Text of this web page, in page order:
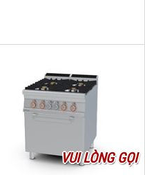
VUI LÒNG GỌI